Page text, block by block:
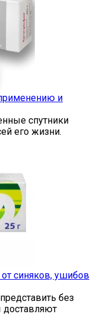
и
спутники
его жизни.
синяков, ушибов
без
доставляют